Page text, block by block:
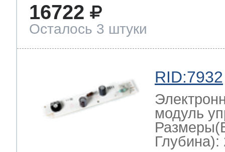
16722
Осталось 3 штуки
RID:7932
модуль
Глубина):